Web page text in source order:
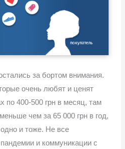
за бортом внимания.
очень любят и ценят
по 400-500 грн в месяц, там
чем за 65 000 грн в год,
и тоже. Не все
и коммуникации с